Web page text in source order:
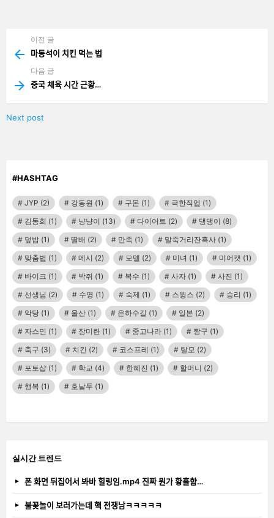
more
이전 글
마동석이 치킨 먹는 법
다음 글
중국 체육 시간 근황…
Next post
#HASHTAG
JYP (2) 강동원 (1) 구몬 (1) 극한직업 (1)
김동희 (1) 냥냥이 (13) 다이어트 (2) 댕댕이 (8)
덮밥 (1) 딸배 (2) 만족 (1) 말죽거리잔혹사 (1)
맞춤법 (1) 메시 (2) 모델 (2) 미녀 (1) 미어캣 (1)
바이크 (1) 박쥐 (1) 복수 (1) 사자 (1) 사진 (1)
선생님 (2) 수영 (1) 숙제 (1) 스윙스 (2) 승리 (1)
악당 (1) 울산 (1) 은하수길 (1) 일본 (2)
자스민 (1) 장미란 (1) 중고나라 (1) 짱구 (1)
축구 (3) 치킨 (2) 코스프레 (1) 탈모 (2)
포토샵 (1) 학교 (4) 한혜진 (1) 할머니 (2)
행복 (1) 호날두 (1)
실시간 트렌드
폰 화면 뒤집어서 봐바 힐링임.mp4 진짜 뭔가 황홀함…
불꽃놀이 보러가는데 핵 전쟁남ㅋㅋㅋㅋㅋ